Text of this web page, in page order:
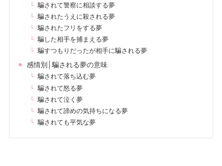
騙されて警察に相談する夢
騙されたうえに殺される夢
騙されたフリをする夢
騙した相手を捕まえる夢
騙すつもりだったが相手に騙される夢
感情別│騙される夢の意味
騙されて落ち込む夢
騙されて怒る夢
騙されて泣く夢
騙されて諦めの気持ちになる夢
騙されても平気な夢